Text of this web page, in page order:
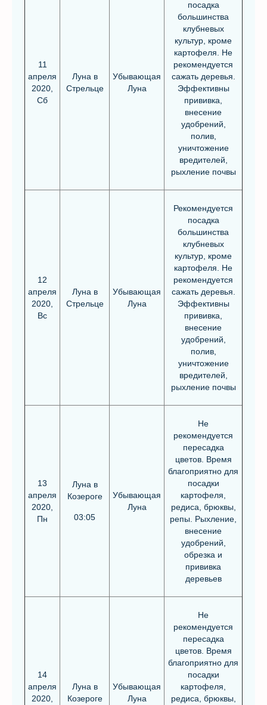
11
апреля
2020,
Сб
Луна в
Стрельце
Убывающая
Луна
посадка
большинства
клубневых
культур, кроме
картофеля. Не
рекомендуется
сажать деревья.
Эффективны
прививка,
внесение
удобрений,
полив,
уничтожение
вредителей,
рыхление почвы
12
апреля
2020,
Вс
Луна в
Стрельце
Убывающая
Луна
Рекомендуется
посадка
большинства
клубневых
культур, кроме
картофеля. Не
рекомендуется
сажать деревья.
Эффективны
прививка,
внесение
удобрений,
полив,
уничтожение
вредителей,
рыхление почвы
13
апреля
2020,
Пн
Луна в
Козероге
03:05
Убывающая
Луна
Не
рекомендуется
пересадка
цветов. Время
благоприятно для
посадки
картофеля,
редиса, брюквы,
репы. Рыхление,
внесение
удобрений,
обрезка и
прививка
деревьев
14
апреля
2020,
Луна в
Козероге
Убывающая
Луна
Не
рекомендуется
пересадка
цветов. Время
благоприятно для
посадки
картофеля,
редиса, брюквы,